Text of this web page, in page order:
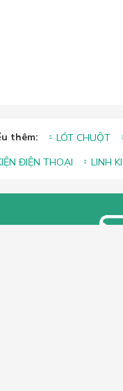
thêm: LÓT CHUỘT
ĐIỆN THOẠI
LINH